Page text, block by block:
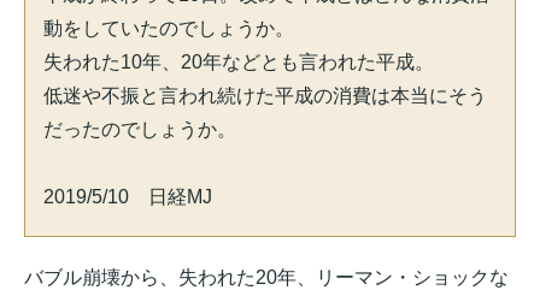
動をしていたのでしょうか。
失われた10年、20年などとも言われた平成。
低迷や不振と言われ続けた平成の消費は本当にそう
だったのでしょうか。
2019/5/10 日経MJ
バブル崩壊から、失われた20年、リーマン・ショックな